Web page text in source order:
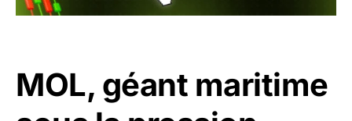
MOL, géant maritime